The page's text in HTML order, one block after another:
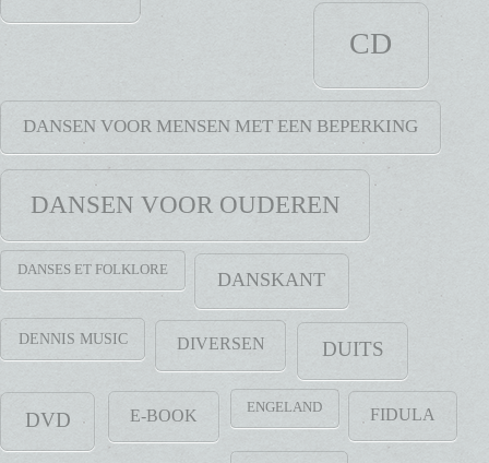
CD
DANSEN VOOR MENSEN MET EEN BEPERKING
DANSEN VOOR OUDEREN
DANSES ET FOLKLORE DANSKANT
DENNIS MUSIC DIVERSEN DUITS
DVD E-BOOK ENGELAND FIDULA